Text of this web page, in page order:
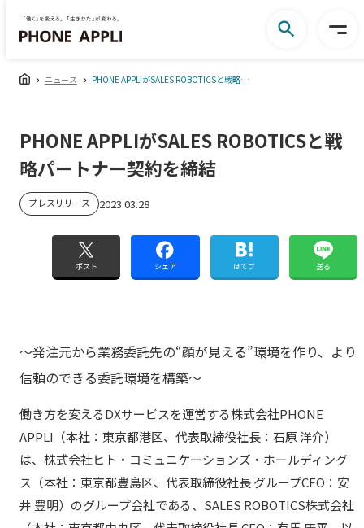
ニュース PHONE APPLIがSALES ROBOTICSと戦略パートナー契約を締結
PHONE APPLIがSALES ROBOTICSと戦
略パートナー契約を締結
プレスリリース 2023.03.28
ポスト シェア はてブ 送る
～発注元から業務委託先の“顔が見える”環境を作り、より
信頼のできる委託環境を構築～
働き方を変えるDXサービスを運営する株式会社PHONE
APPLI（本社：東京都港区、代表取締役社長：石原 洋介）
は、株式会社ヒト・コミュニケーションズ・ホールディング
ス（本社：東京都豊島区、代表取締役社長 グループCEO：安
井 豊明）のグループ会社である、SALES ROBOTICS株式会社